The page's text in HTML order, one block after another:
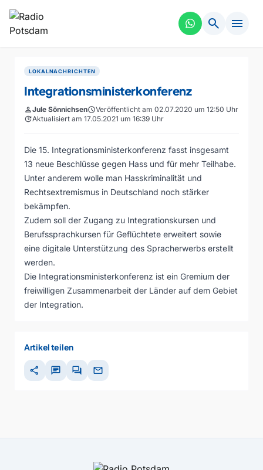
search menu
LOKALNACHRICHTEN
Integrationsministerkonferenz
personJule SönnichsenscheduleVeröffentlicht am 02.07.2020 um 12:50 Uhr
updateAktualisiert am 17.05.2021 um 16:39 Uhr
Die 15. Integrationsministerkonferenz fasst insgesamt
13 neue Beschlüsse gegen Hass und für mehr Teilhabe.
Unter anderem wolle man Hasskriminalität und
Rechtsextremismus in Deutschland noch stärker
bekämpfen.
Zudem soll der Zugang zu Integrationskursen und
Berufssprachkursen für Geflüchtete erweitert sowie
eine digitale Unterstützung des Spracherwerbs erstellt
werden.
Die Integrationsministerkonferenz ist ein Gremium der
freiwilligen Zusammenarbeit der Länder auf dem Gebiet
der Integration.
Artikel teilen
share chat forum mail